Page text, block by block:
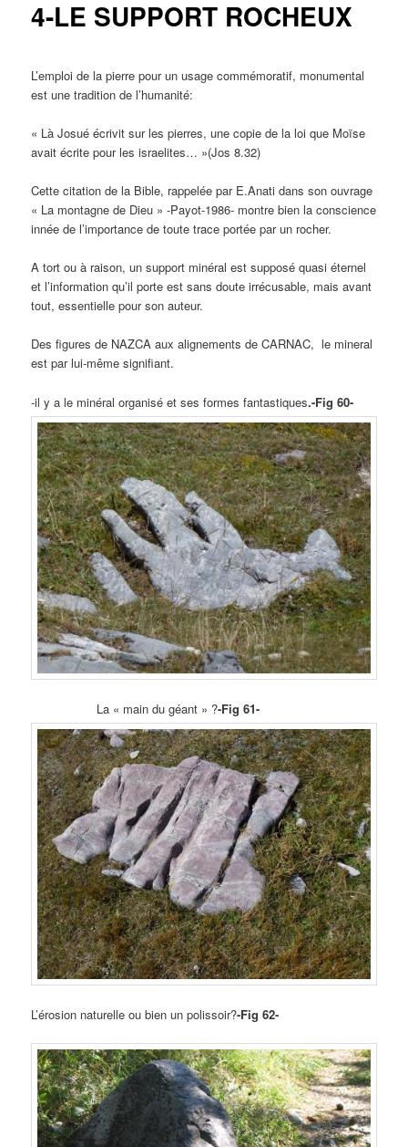
4-LE SUPPORT ROCHEUX
L’emploi de la pierre pour un usage commémoratif, monumental
est une tradition de l’humanité:
« Là Josué écrivit sur les pierres, une copie de la loi que Moïse
avait écrite pour les israelites… »(Jos 8.32)
Cette citation de la Bible, rappelée par E.Anati dans son ouvrage
« La montagne de Dieu » -Payot-1986- montre bien la conscience
innée de l’importance de toute trace portée par un rocher.
A tort ou à raison, un support minéral est supposé quasi éternel
et l’information qu’il porte est sans doute irrécusable, mais avant
tout, essentielle pour son auteur.
Des figures de NAZCA aux alignements de CARNAC, le mineral
est par lui-même signifiant.
-il y a le minéral organisé et ses formes fantastiques.-Fig 60-
La « main du géant » ?-Fig 61-
L’érosion naturelle ou bien un polissoir?-Fig 62-